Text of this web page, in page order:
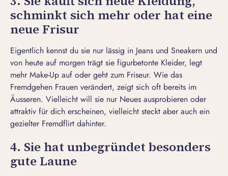
schminkt sich mehr oder hat eine
neue Frisur
Eigentlich kennst du sie nur lässig in Jeans und Sneakern und
von heute auf morgen trägt sie figurbetonte Kleider, legt
mehr Make-Up auf oder geht zum Friseur. Wie das
Fremdgehen Frauen verändert, zeigt sich oft bereits im
Äusseren. Vielleicht will sie nur Neues ausprobieren oder
attraktiv für dich erscheinen, vielleicht steckt aber auch ein
gezielter Fremdflirt dahinter.
4. Sie hat unbegründet besonders
gute Laune